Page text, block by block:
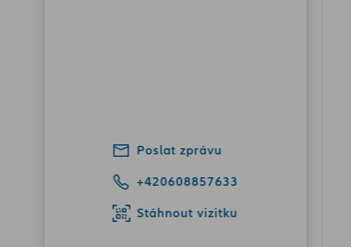
Poslat zprávu
+420608857633
Stáhnout vizitku